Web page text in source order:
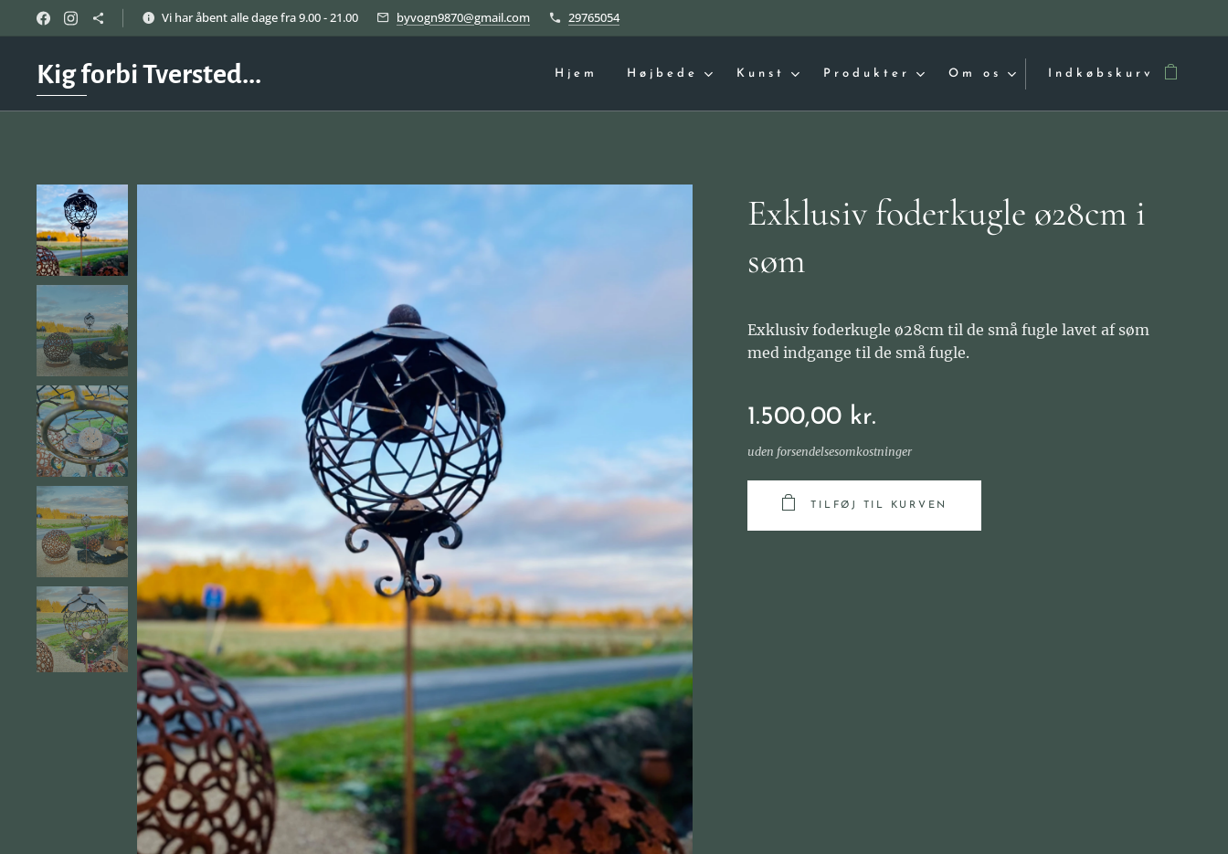
Vi har åbent alle dage fra 9.00 - 21.00 byvogn9870@gmail.com 29765054
Kig forbi Tversted... Hjem Højbede Kunst Produkter Om os Indkøbskurv
Exklusiv foderkugle ø28cm i
søm
Exklusiv foderkugle ø28cm til de små fugle lavet af søm
med indgange til de små fugle.
1.500,00 kr.
uden forsendelsesomkostninger
TILFØJ TIL KURVEN